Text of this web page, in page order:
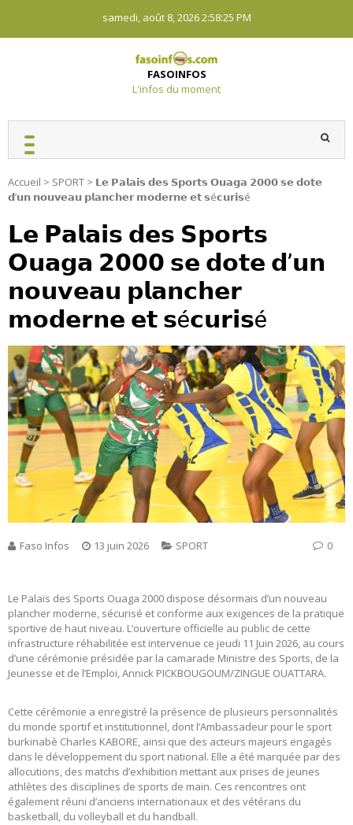
content
samedi, août 8, 20262:58:25 PM
FASOINFOS
L'infos du moment
Accueil > SPORT > 𝗟𝗲 𝗣𝗮𝗹𝗮𝗶𝘀 𝗱𝗲𝘀 𝗦𝗽𝗼𝗿𝘁𝘀 𝗢𝘂𝗮𝗴𝗮 𝟮𝟬𝟬𝟬 𝘀𝗲 𝗱𝗼𝘁𝗲
𝗱’𝘂𝗻 𝗻𝗼𝘂𝘃𝗲𝗮𝘂 𝗽𝗹𝗮𝗻𝗰𝗵𝗲𝗿 𝗺𝗼𝗱𝗲𝗿𝗻𝗲 𝗲𝘁 𝘀é𝗰𝘂𝗿𝗶𝘀é
𝗟𝗲 𝗣𝗮𝗹𝗮𝗶𝘀 𝗱𝗲𝘀 𝗦𝗽𝗼𝗿𝘁𝘀
𝗢𝘂𝗮𝗴𝗮 𝟮𝟬𝟬𝟬 𝘀𝗲 𝗱𝗼𝘁𝗲 𝗱’𝘂𝗻
𝗻𝗼𝘂𝘃𝗲𝗮𝘂 𝗽𝗹𝗮𝗻𝗰𝗵𝗲𝗿
𝗺𝗼𝗱𝗲𝗿𝗻𝗲 𝗲𝘁 𝘀é𝗰𝘂𝗿𝗶𝘀é
Faso Infos 13 juin 2026 SPORT 0
Le Palais des Sports Ouaga 2000 dispose désormais d’un nouveau
plancher moderne, sécurisé et conforme aux exigences de la pratique
sportive de haut niveau. L’ouverture officielle au public de cette
infrastructure réhabilitée est intervenue ce jeudi 11 Juin 2026, au cours
d’une cérémonie présidée par la camarade Ministre des Sports, de la
Jeunesse et de l’Emploi, Annick PICKBOUGOUM/ZINGUE OUATTARA.
Cette cérémonie a enregistré la présence de plusieurs personnalités
du monde sportif et institutionnel, dont l’Ambassadeur pour le sport
burkinabè Charles KABORE, ainsi que des acteurs majeurs engagés
dans le développement du sport national. Elle a été marquée par des
allocutions, des matchs d’exhibition mettant aux prises de jeunes
athlètes des disciplines de sports de main. Ces rencontres ont
également réuni d’anciens internationaux et des vétérans du
basketball, du volleyball et du handball.